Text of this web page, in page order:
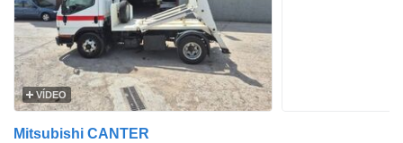
VÍDEO
Mitsubishi CANTER